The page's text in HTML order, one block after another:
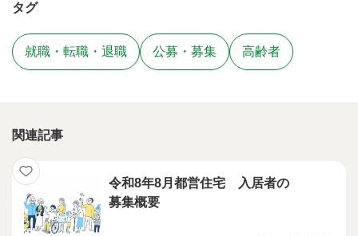
タグ
就職・転職・退職 公募・募集 高齢者
関連記事
令和8年8月都営住宅 入居者の
募集概要